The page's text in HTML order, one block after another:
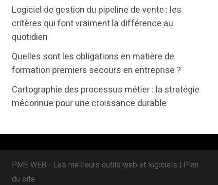
t
t
e
b
o
k
e
i
n
Logiciel de gestion du pipeline de vente : les
critères qui font vraiment la différence au
quotidien
Quelles sont les obligations en matière de
formation premiers secours en entreprise ?
Cartographie des processus métier : la stratégie
méconnue pour une croissance durable
PME WEB - Les meilleurs outils web et logiciels | Plan
du site